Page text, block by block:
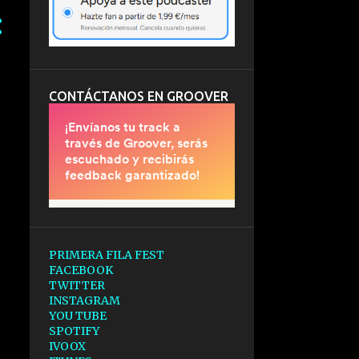
CONTÁCTANOS EN GROOVER
PRIMERA FILA FEST
FACEBOOK
TWITTER
INSTAGRAM
YOU TUBE
SPOTIFY
IVOOX